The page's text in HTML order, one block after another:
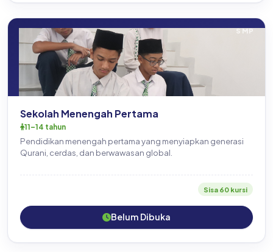
SMP
Sekolah Menengah Pertama
11–14 tahun
Pendidikan menengah pertama yang menyiapkan generasi
Qurani, cerdas, dan berwawasan global.
Sisa 60 kursi
Belum Dibuka